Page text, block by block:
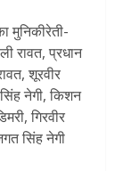
मुनिकीरेती-
रावत, प्रधान
शूरवीर
नेगी, किशन
गिरवीर
सिंह नेगी